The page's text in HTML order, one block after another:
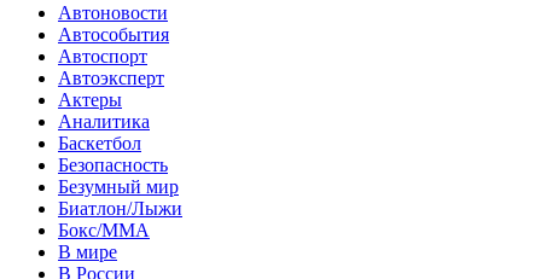
Автоновости
Автособытия
Автоспорт
Автоэксперт
Актеры
Аналитика
Баскетбол
Безопасность
Безумный мир
Биатлон/Лыжи
Бокс/MMA
В мире
В России